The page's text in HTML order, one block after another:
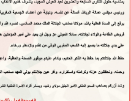
ويتميز المركب، كذلك، بإنشاء أول
تغطي جميع مراحل التحاليل
في عدة مجالات من ضمنها
أول مختبر رقمي للتشريح
تشخيصية عالية الجودة.